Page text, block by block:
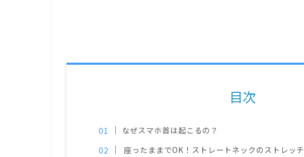
目次
なぜスマホ首は起こるの？
座ったままでOK！ストレートネックのストレッチ